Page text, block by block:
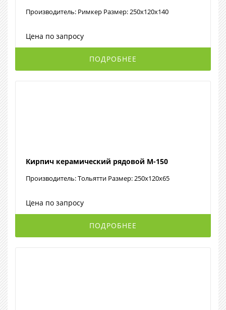
Производитель: Римкер Размер: 250x120x140
Цена по запросу
ПОДРОБНЕЕ
Кирпич керамический рядовой М-150
Производитель: Тольятти Размер: 250x120x65
Цена по запросу
ПОДРОБНЕЕ